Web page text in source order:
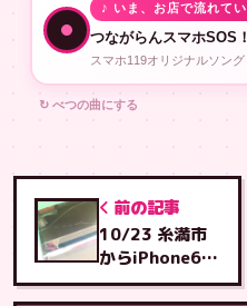
♪ いま、お店で流れて
つながらんスマホSOS！
スマホ119オリジナルソン
↻ べつの曲にする
前の記事
10/23 糸満市
からiPhone6s
画面修理・とよ